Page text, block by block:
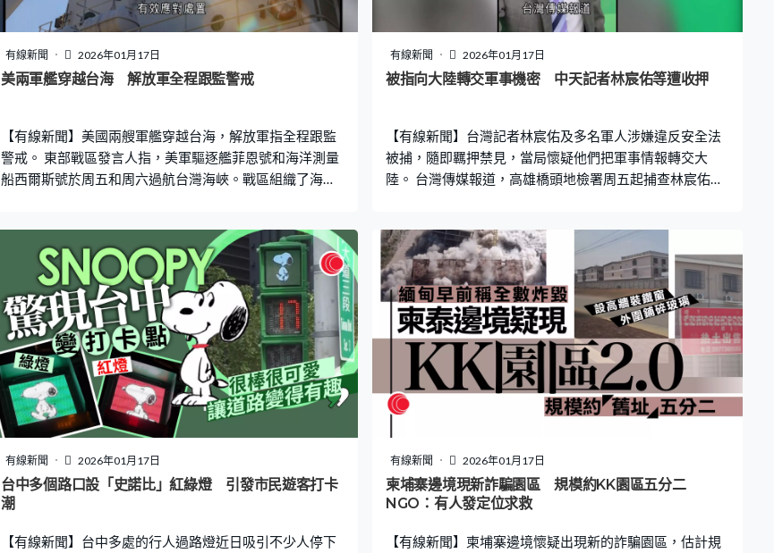
有線新聞 2026年01月17日
美兩軍艦穿越台海 解放軍全程跟監警戒
【有線新聞】美國兩艘軍艦穿越台海，解放軍指全程跟監
警戒。 東部戰區發言人指，美軍驅逐艦菲恩號和海洋測量
船西爾斯號於周五和周六過航台灣海峽。戰區組織了海空
有線新聞 2026年01月17日
被指向大陸轉交軍事機密 中天記者林宸佑等遭收押
【有線新聞】台灣記者林宸佑及多名軍人涉嫌違反安全法
被捕，隨即羈押禁見，當局懷疑他們把軍事情報轉交大
陸。 台灣傳媒報道，高雄橋頭地檢署周五起捕查林宸佑及
據等機密資料並轉交大陸，基於他們可能串證、逃亡的憂
慮，向法院聲請羈押禁見獲准。林宸佑所屬的中天回應
指，對案情毫無所知，無可回應，希望司法公正審理，勿
枉勿縱。
有線新聞 2026年01月17日
台中多個路口設「史諾比」紅綠燈 引發市民遊客打卡
潮
【有線新聞】台中多處的行人過路燈近日吸引不少人停下
有線新聞 2026年01月17日
柬埔寨邊境現新詐騙園區 規模約KK園區五分二
NGO：有人發定位求救
【有線新聞】柬埔寨邊境懷疑出現新的詐騙園區，估計規